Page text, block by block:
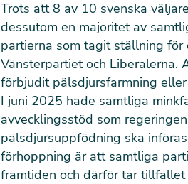
Trots att 8 av 10 svenska
dessutom en majoritet av
partierna som tagit ställning
Vänsterpartiet och Liberalerna.
förbjudit pälsdjursfarmning
I juni 2025 hade samtliga
avvecklingsstöd som
pälsdjursuppfödning ska
förhoppning är att samtliga
framtiden och därför tar